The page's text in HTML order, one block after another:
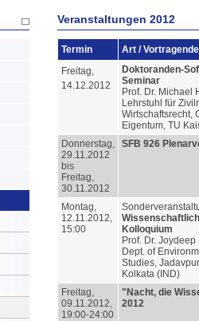
Veranstaltungen 2012
Termin
Art /
Freitag,
14.12.2012
Doktoranden-
Seminar
Prof. Dr. Michael
Lehrstuhl für
Wirtschaftsrecht,
Eigentum, TU
Donnerstag,
29.11.2012
bis
Freitag,
30.11.2012
SFB 926
Montag,
12.11.2012,
15:00
Kolloquium
Prof. Dr.
Dept. of
Studies,
Kolkata (IND)
Freitag,
09.11.2012,
19:00-24:00
"Nacht, die
2012